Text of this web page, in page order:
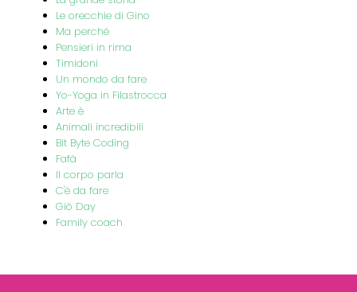
Le orecchie di Gino
Ma perché
Pensieri in rima
Timidoni
Un mondo da fare
Yo-Yoga in Filastrocca
Arte è
Animali incredibili
Bit Byte Coding
Fafà
Il corpo parla
C'è da fare
Giò Day
Family coach